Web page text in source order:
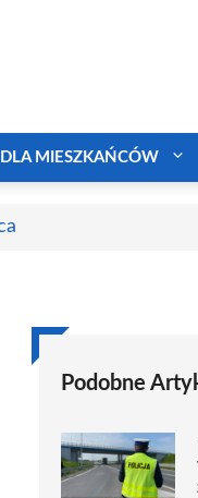
DLA MIESZKAŃCÓW
Podobne